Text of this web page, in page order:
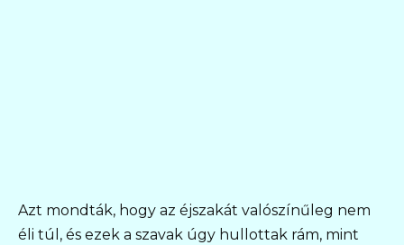
Azt mondták, hogy az éjszakát valószínűleg nem
éli túl, és ezek a szavak úgy hullottak rám, mint